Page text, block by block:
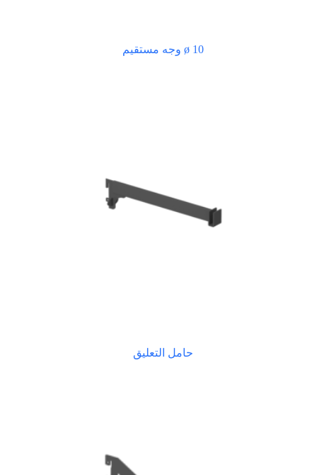
ø 10 وجه مستقيم
حامل التعليق